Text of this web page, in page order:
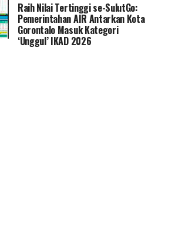
Raih Nilai Tertinggi se-SulutGo:
Pemerintahan AIR Antarkan Kota
Gorontalo Masuk Kategori
‘Unggul’ IKAD 2026